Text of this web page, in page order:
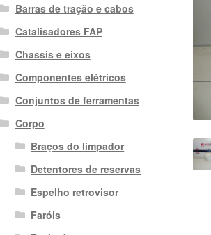
Barras de tração e cabos
Catalisadores FAP
Chassis e eixos
Componentes elétricos
Conjuntos de ferramentas
Corpo
Braços do limpador
Detentores de reservas
Espelho retrovisor
Faróis